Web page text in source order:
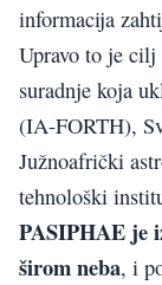
informacija
Upravo to je cilj
suradnje koja
(IA-FORTH),
Južnoafrički
tehnološki
PASIPHAE je
širom neba, i